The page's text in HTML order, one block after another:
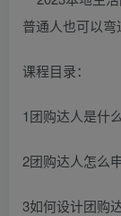
课程目录：
1团购达人是什
2团购达人怎么
3如何设计团购